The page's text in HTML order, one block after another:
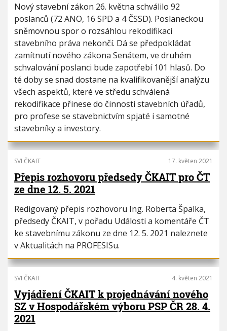
Nový stavební zákon 26. května schválilo 92
poslanců (72 ANO, 16 SPD a 4 ČSSD). Poslaneckou
sněmovnou spor o rozsáhlou rekodifikaci
stavebního práva nekončí. Dá se předpokládat
zamítnutí nového zákona Senátem, ve druhém
schvalování poslanci bude zapotřebí 101 hlasů. Do
té doby se snad dostane na kvalifikovanější analýzu
všech aspektů, které ve středu schválená
rekodifikace přinese do činnosti stavebních úřadů,
pro profese se stavebnictvím spjaté i samotné
stavebníky a investory.
SVI ČKAIT 17. květen 2021
Přepis rozhovoru předsedy ČKAIT pro ČT
ze dne 12. 5. 2021
Redigovaný přepis rozhovoru Ing. Roberta Špalka,
předsedy ČKAIT, v pořadu Události a komentáře ČT
ke stavebnímu zákonu ze dne 12. 5. 2021 naleznete
v Aktualitách na PROFESISu.
SVI ČKAIT 4. květen 2021
Vyjádření ČKAIT k projednávání nového
SZ v Hospodářském výboru PSP ČR 28. 4.
2021